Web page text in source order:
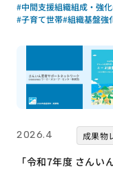
#中間支援組織組成・強化
#子育て世帯#組織基盤強
2026.4 成果物
「令和7年度 さんい